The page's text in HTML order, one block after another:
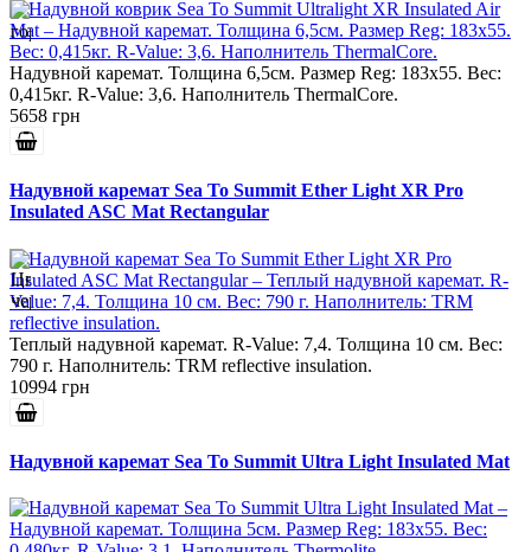
Надувной каремат. Толщина 6,5см. Размер Reg: 183x55. Вес:
0,415кг. R-Value: 3,6. Наполнитель ThermalCore.
5658 грн
Надувной каремат Sea To Summit Ether Light XR Pro
Insulated ASC Mat Rectangular
Теплый надувной каремат. R-Value: 7,4. Толщина 10 см. Вес:
790 г. Наполнитель: TRM reflective insulation.
10994 грн
Надувной каремат Sea To Summit Ultra Light Insulated Mat